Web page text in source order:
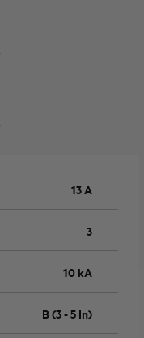
13 A
3
10 kA
B (3 - 5 In)